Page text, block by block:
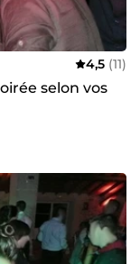
4,5 (11)
selon vos